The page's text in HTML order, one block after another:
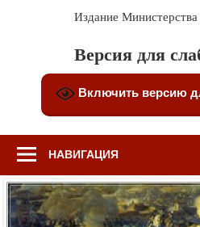
Издание
Версия для
Включить версию
НАВИГАЦИЯ